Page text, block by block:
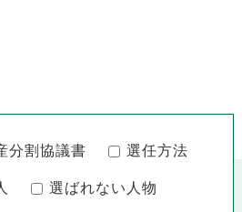
噺をお届けします。
分割協議書 選任方法
選ばれない人物